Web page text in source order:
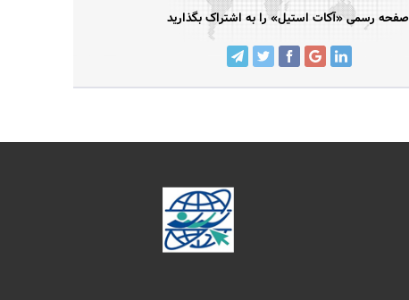
صفحه رسمی «آکات استیل» را به اشتراک بگذارید